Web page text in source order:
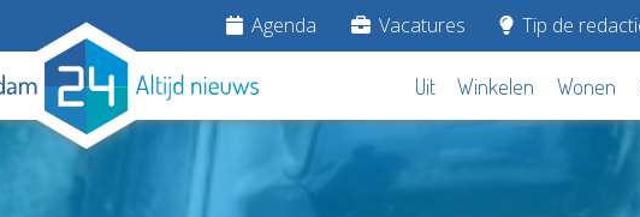
Agenda Vacatures Tip de
Uit Winkelen Wonen